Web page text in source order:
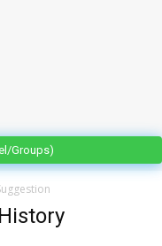
Groups)